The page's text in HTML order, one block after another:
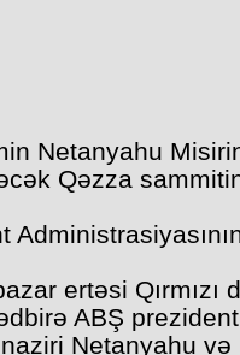
Netanyahu
Qəzza
ertəsi Qırmızı
ABŞ
Netanyahu və